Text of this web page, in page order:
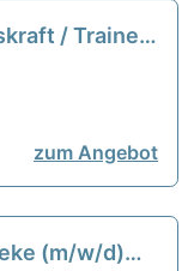
/ Trainee
zum Angebot
(m/w/d)